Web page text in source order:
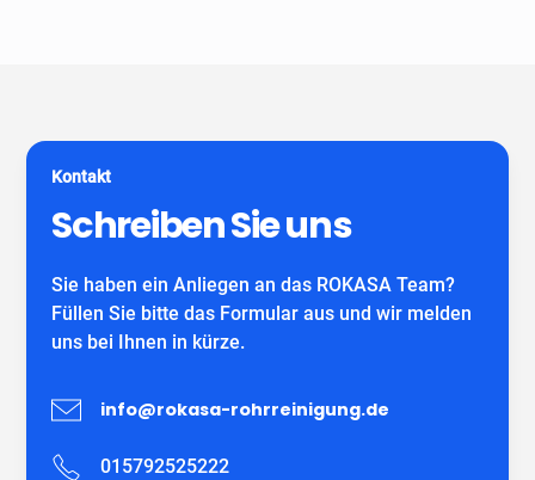
für Schlauchliner. Wir beraten Sie kostenfrei und
individuell nach Ihrem Bedürfnis.
Wir freuen uns auf Ihren Anruf!
Kontakt
Schreiben Sie uns
Sie haben ein Anliegen an das ROKASA Team?
Füllen Sie bitte das Formular aus und wir melden
uns bei Ihnen in kürze.
info@rokasa-rohrreinigung.de
015792525222